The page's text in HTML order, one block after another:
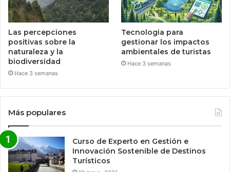
Las percepciones
positivas sobre la
naturaleza y la
biodiversidad
Hace 3 semanas
Tecnologia para
gestionar los impactos
ambientales de turistas
Hace 3 semanas
Más populares
Curso de Experto en Gestión e
Innovación Sostenible de Destinos
Turísticos